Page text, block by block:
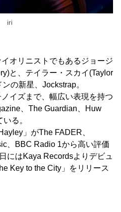
iri
オリニストでもあるジョージ
と、テイラー・スカイ(Taylor
の新星、Jockstrap。
イズまで、幅広い表現を持つ
、The Guardian、Huw
る。
」がThe FADER、
、BBC Radio 1から高い評価
にはKaya Recordsよりデビュ
Key to the City」をリリース